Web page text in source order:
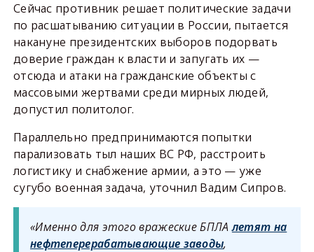
Сейчас противник решает политические задачи
по расшатыванию ситуации в России, пытается
накануне президентских выборов подорвать
доверие граждан к власти и запугать их —
отсюда и атаки на гражданские объекты с
массовыми жертвами среди мирных людей,
допустил политолог.
Параллельно предпринимаются попытки
парализовать тыл наших ВС РФ, расстроить
логистику и снабжение армии, а это — уже
сугубо военная задача, уточнил Вадим Сипров.
«Именно для этого вражеские БПЛАлетят на
нефтеперерабатывающие заводы,